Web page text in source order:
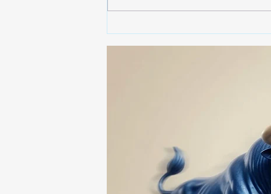
GARCIA, EL MÁS